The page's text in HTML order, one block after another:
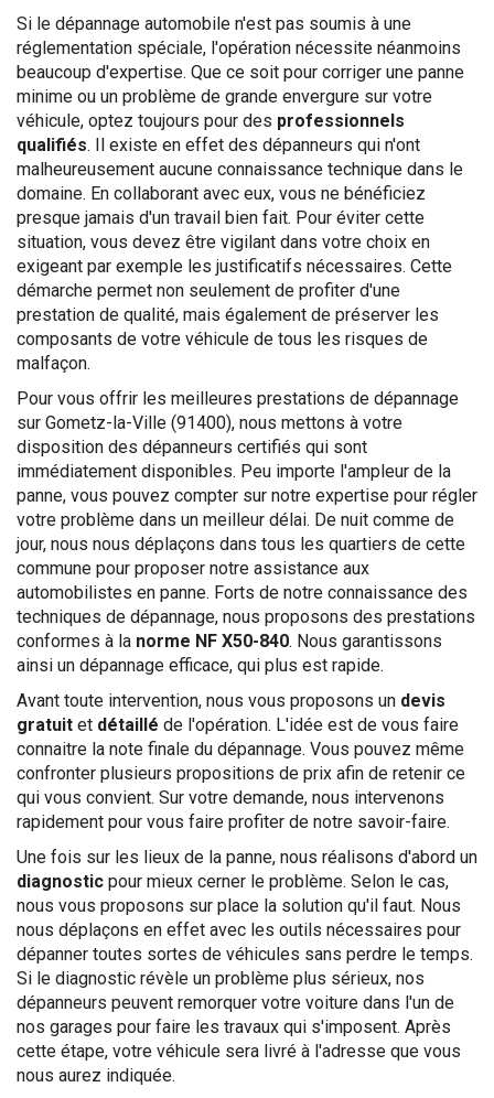
Si le dépannage automobile n'est pas soumis à une
réglementation spéciale, l'opération nécessite néanmoins
beaucoup d'expertise. Que ce soit pour corriger une panne
minime ou un problème de grande envergure sur votre
véhicule, optez toujours pour des professionnels
qualifiés. Il existe en effet des dépanneurs qui n'ont
malheureusement aucune connaissance technique dans le
domaine. En collaborant avec eux, vous ne bénéficiez
presque jamais d'un travail bien fait. Pour éviter cette
situation, vous devez être vigilant dans votre choix en
exigeant par exemple les justificatifs nécessaires. Cette
démarche permet non seulement de profiter d'une
prestation de qualité, mais également de préserver les
composants de votre véhicule de tous les risques de
malfaçon.
Pour vous offrir les meilleures prestations de dépannage
sur Gometz-la-Ville (91400), nous mettons à votre
disposition des dépanneurs certifiés qui sont
immédiatement disponibles. Peu importe l'ampleur de la
panne, vous pouvez compter sur notre expertise pour régler
votre problème dans un meilleur délai. De nuit comme de
jour, nous nous déplaçons dans tous les quartiers de cette
commune pour proposer notre assistance aux
automobilistes en panne. Forts de notre connaissance des
techniques de dépannage, nous proposons des prestations
conformes à la norme NF X50-840. Nous garantissons
ainsi un dépannage efficace, qui plus est rapide.
Avant toute intervention, nous vous proposons un devis
gratuit et détaillé de l'opération. L'idée est de vous faire
connaitre la note finale du dépannage. Vous pouvez même
confronter plusieurs propositions de prix afin de retenir ce
qui vous convient. Sur votre demande, nous intervenons
rapidement pour vous faire profiter de notre savoir-faire.
Une fois sur les lieux de la panne, nous réalisons d'abord un
diagnostic pour mieux cerner le problème. Selon le cas,
nous vous proposons sur place la solution qu'il faut. Nous
nous déplaçons en effet avec les outils nécessaires pour
dépanner toutes sortes de véhicules sans perdre le temps.
Si le diagnostic révèle un problème plus sérieux, nos
dépanneurs peuvent remorquer votre voiture dans l'un de
nos garages pour faire les travaux qui s'imposent. Après
cette étape, votre véhicule sera livré à l'adresse que vous
nous aurez indiquée.